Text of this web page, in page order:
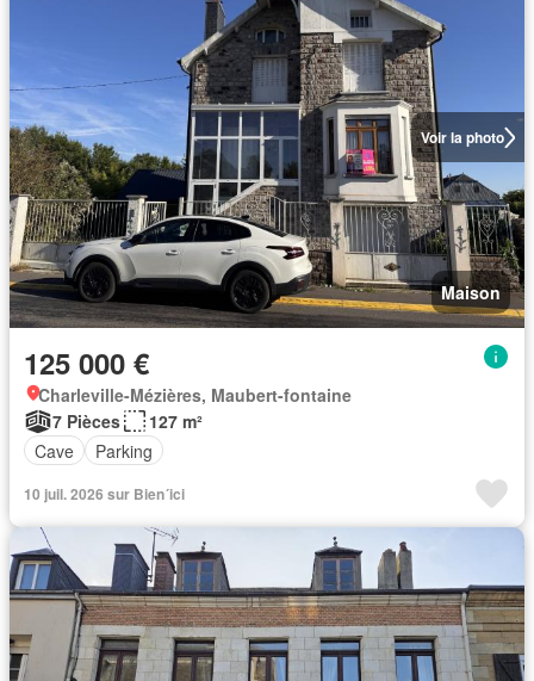
Voir la photo
Maison
125 000 €
Charleville-Mézières, Maubert-fontaine
7 Pièces
127 m²
Cave
Parking
10 juil. 2026 sur Bien´ici